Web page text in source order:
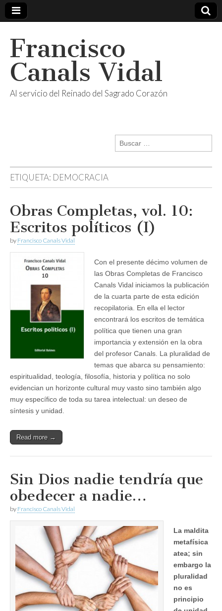
Francisco
Canals Vidal
Al servicio del Reinado del Sagrado Corazón
Buscar:
ETIQUETA: DEMOCRACIA
Obras Completas, vol. 10:
Escritos políticos (I)
by Francisco Canals Vidal
Con el presente décimo volumen de
las Obras Completas de Francisco
Canals Vidal iniciamos la publicación
de la cuarta parte de esta edición
recopilatoria. En ella el lector
encontrará los escritos de temática
política que tienen una gran
importancia y extensión en la obra
del profesor Canals. La pluralidad de
temas que abarca su pensamiento:
espiritualidad, teología, filosofía, historia y política no solo
evidencian un horizonte cultural muy vasto sino también algo
muy específico de toda su tarea intelectual: un deseo de
síntesis y unidad.
Read more →
Sin Dios nadie tendría que
obedecer a nadie…
by Francisco Canals Vidal
La maldita
metafísica
atea; sin
embargo la
pluralidad
no es
principio